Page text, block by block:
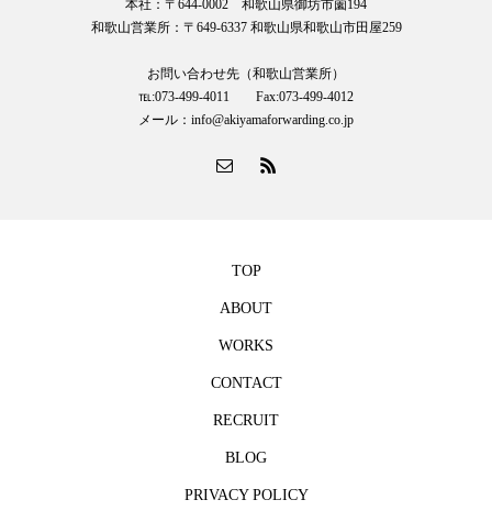
本社：〒644-0002 和歌山県御坊市薗194
和歌山営業所：〒649-6337 和歌山県和歌山市田屋259
お問い合わせ先（和歌山営業所）
℡:073-499-4011 Fax:073-499-4012
メール：info@akiyamaforwarding.co.jp
TOP
ABOUT
WORKS
CONTACT
RECRUIT
BLOG
PRIVACY POLICY